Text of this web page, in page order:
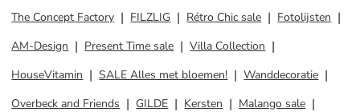
The Concept Factory
FILZLIG Rétro Chic sale
Fotolijsten
AM-Design
Present Time sale
Villa Collection
HouseVitamin
SALE Alles met bloemen!
Wanddecoratie
Overbeck and Friends
GILDE Kersten
Malango sale